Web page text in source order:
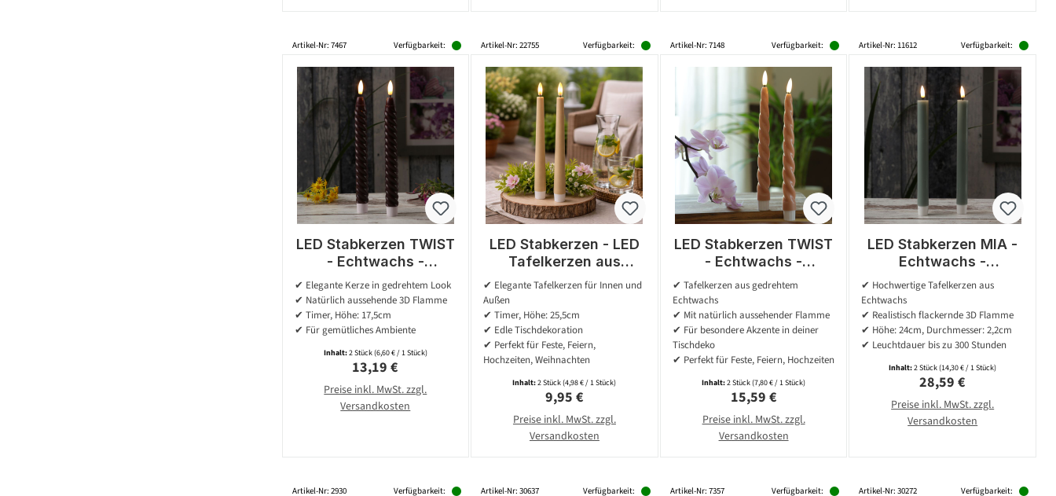
Artikel-Nr: 7467 Verfügbarkeit:
LED Stabkerzen TWIST
- Echtwachs -
flackernde 3D Flamme
- H: 25cm - Timer -
weinrot - 2er Set
✔ Elegante Kerze in gedrehtem Look
✔ Natürlich aussehende 3D Flamme
✔ Timer, Höhe: 17,5cm
✔ Für gemütliches Ambiente
Inhalt:2 Stück(6,60 € / 1 Stück)
Regulärer Preis:
13,19 €
Preise inkl. MwSt. zzgl.
Versandkosten
Artikel-Nr: 22755 Verfügbarkeit:
LED Stabkerzen - LED
Tafelkerzen aus
Kunststoff - H: 25,5cm
Innen/Außen - creme
✔ Elegante Tafelkerzen für Innen und
Außen
✔ Timer, Höhe: 25,5cm
✔ Edle Tischdekoration
✔ Perfekt für Feste, Feiern,
Hochzeiten, Weihnachten
Inhalt:2 Stück(4,98 € / 1 Stück)
Regulärer Preis:
9,95 €
Preise inkl. MwSt. zzgl.
Versandkosten
Artikel-Nr: 7148 Verfügbarkeit:
LED Stabkerzen TWIST
- Echtwachs -
flackernde 3D Flamme
- H: 25cm - Timer -
altrosa - 2er Set
✔ Tafelkerzen aus gedrehtem
Echtwachs
✔ Mit natürlich aussehender Flamme
✔ Für besondere Akzente in deiner
Tischdeko
✔ Perfekt für Feste, Feiern, Hochzeiten
Inhalt:2 Stück(7,80 € / 1 Stück)
Regulärer Preis:
15,59 €
Preise inkl. MwSt. zzgl.
Versandkosten
Artikel-Nr: 11612 Verfügbarkeit:
LED Stabkerzen MIA -
Echtwachs -
realistische 3D
Flamme - H: 24cm -
salbeigrün - 2 Stk
✔ Hochwertige Tafelkerzen aus
Echtwachs
✔ Realistisch flackernde 3D Flamme
✔ Höhe: 24cm, Durchmesser: 2,2cm
✔ Leuchtdauer bis zu 300 Stunden
Inhalt:2 Stück(14,30 € / 1 Stück)
Regulärer Preis:
28,59 €
Preise inkl. MwSt. zzgl.
Versandkosten
Artikel-Nr: 2930 Verfügbarkeit: Artikel-Nr: 30637 Verfügbarkeit: Artikel-Nr: 7357 Verfügbarkeit: Artikel-Nr: 30272 Verfügbarkeit: